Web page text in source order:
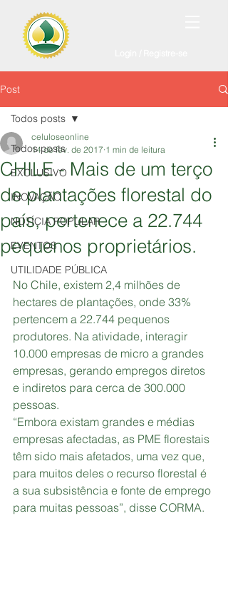
Post
Todos posts
EXCLUSIVO
INOVAÇÃO
NOTÍCIA POPULAR
EVENTOS
UTILIDADE PÚBLICA
Todos posts
CHILE - Mais de um terço
de plantações florestal do
país, pertenece a 22.744
pequenos proprietários.
celuloseonline
14 de fev. de 2017 1 min de leitura
No Chile, existem 2,4 milhões de
hectares de plantações, onde 33%
pertencem a 22.744 pequenos
produtores. Na atividade, interagir
10.000 empresas de micro a grandes
empresas, gerando empregos diretos
e indiretos para cerca de 300.000
pessoas.
“Embora existam grandes e médias
empresas afectadas, as PME florestais
têm sido mais afetados, uma vez que,
para muitos deles o recurso florestal é
a sua subsistência e fonte de emprego
para muitas pessoas”, disse CORMA.